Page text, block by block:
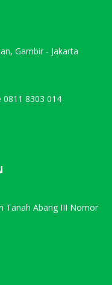
Gambir - Jakarta
0811 8303 014
Tanah Abang III Nomor